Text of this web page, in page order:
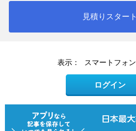
見積りスタート
表示： スマートフォン
ログイン